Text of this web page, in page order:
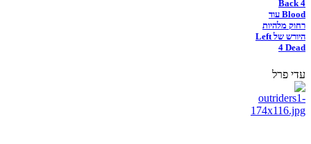
Back 4
Blood עוד
רחוק מלהיות
היורש של Left
4 Dead
עדי פרל